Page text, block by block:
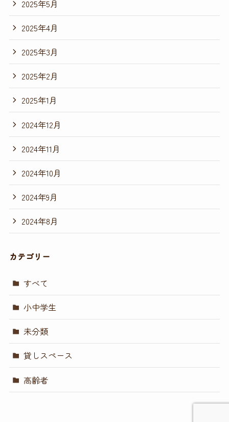
2025年5月
2025年4月
2025年3月
2025年2月
2025年1月
2024年12月
2024年11月
2024年10月
2024年9月
2024年8月
カテゴリー
すべて
小中学生
未分類
貸しスペース
高齢者